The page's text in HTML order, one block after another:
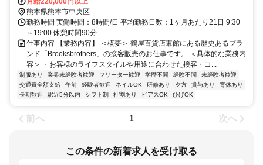
電Ｂ系統 熊本城・市役所前徒歩約5分 【熊本市中央区手取本町】水道
町駅から徒歩で約2分/公共交通機関の利用が便利です
熊本県熊本市中央区
勤務時間 実働時間：8時間/日 平均勤務日数：1ヶ月あたり21日 9:30
～19:00 休憩時間90分
仕事内容 【業務内容】 ＜概要＞ 鶴屋百貨店東館にある歴史あるブラ
ンド「Brooksbrothers」の接客販売のお仕事です。 ＜具体的な業務内
容＞ ・お客様のライフスタイルや用途に合わせた接客・コ...
制服あり 業界未経験者歓迎 フリーター歓迎 学歴不問 経験不問
未経験者歓迎
交通費全額支給
午前 経験者歓迎 ネイルOK 研修あり 夕方 賞与あり
育休あり
長期歓迎
駅近5分以内 シフト制 社割あり ピアスOK ひげOK
前へ 1 次へ
この条件の新着求人を受け取る